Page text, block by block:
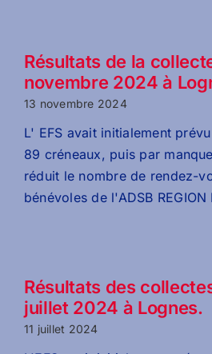
Résultats de la
novembre 2024 à
13 novembre 2024
L' EFS avait initialement
89 créneaux, puis par
réduit le nombre de rendez-
bénévoles de l'ADSB
Résultats des
juillet 2024 à Lognes.
11 juillet 2024